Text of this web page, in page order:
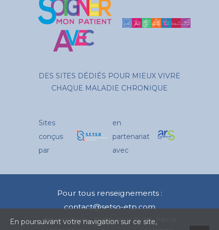
DES SITES DÉDIÉS POUR MIEUX VIVRE
CHAQUE MALADIE CHRONIQUE
Sites
conçus
par
en
partenariat
avec
Pour tous renseignements :
contact@setso-etp.com
mentions légales- Chef de projet SETSO : Patrick
En poursuivant votre navigation sur ce site,